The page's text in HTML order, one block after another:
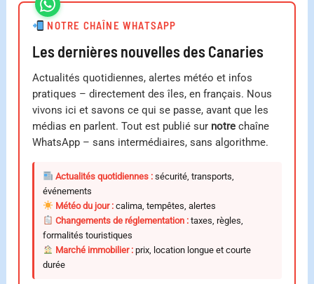
NOTRE CHAÎNE WHATSAPP
Les dernières nouvelles des Canaries
Actualités quotidiennes, alertes météo et infos
pratiques – directement des îles, en français. Nous
vivons ici et savons ce qui se passe, avant que les
médias en parlent. Tout est publié sur notre chaîne
WhatsApp – sans intermédiaires, sans algorithme.
Actualités quotidiennes :sécurité, transports,
événements
Météo du jour :calima, tempêtes, alertes
Changements de réglementation :taxes, règles,
formalités touristiques
Marché immobilier :prix, location longue et courte
durée